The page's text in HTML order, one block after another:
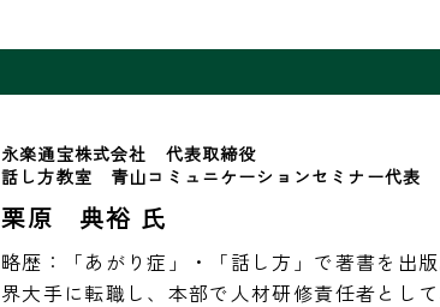
永楽通宝株式会社　代表取締役
話し方教室　青山コミュニケーションセミナー代表
栗原 典裕 氏
略歴：「あがり症」・「話し方」で著書を出
界大手に転職し、本部で人材研修責任者とし